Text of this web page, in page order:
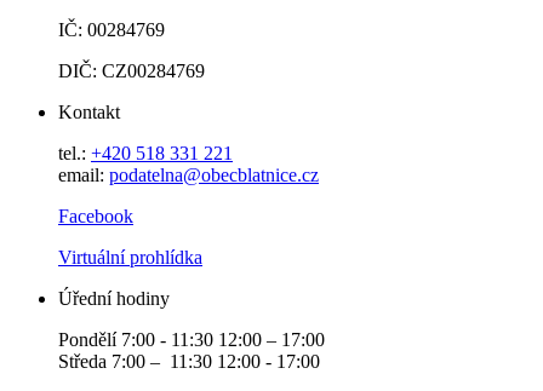
IČ: 00284769
DIČ: CZ00284769
Kontakt
tel.: +420 518 331 221
email: podatelna@obecblatnice.cz
Facebook
Virtuální prohlídka
Úřední hodiny
Pondělí 7:00 - 11:30 12:00 – 17:00
Středa 7:00 – 11:30 12:00 - 17:00